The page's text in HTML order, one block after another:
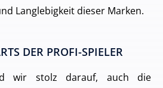
Langlebigkeit dieser Marken.
DER PROFI-SPIELER
wir stolz darauf, auch die